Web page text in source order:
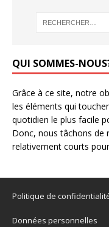
QUI SOMMES-
Grâce à ce site, notre
les éléments qui
quotidien le plus facile
Donc, nous tâchons de
relativement courts
Politique de
Données personnelles